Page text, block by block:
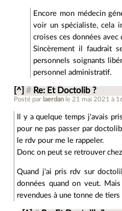
Encore mon médecin
voir un spécialiste, cela
croises ces données avec
Sincèrement il faudrait
personnels soignants
personnel administratif.
[^] # Re: Et Doctolib ?
Posté par laerdan le 21 mai 2021 à
Il y a quelque temps j'avais
pour ne pas passer par
le rdv pour me le rappeler.
Donc on peut se retrouver
Quand j'ai pris rdv sur
données quand on veut.
revendues à une tonne de tiers